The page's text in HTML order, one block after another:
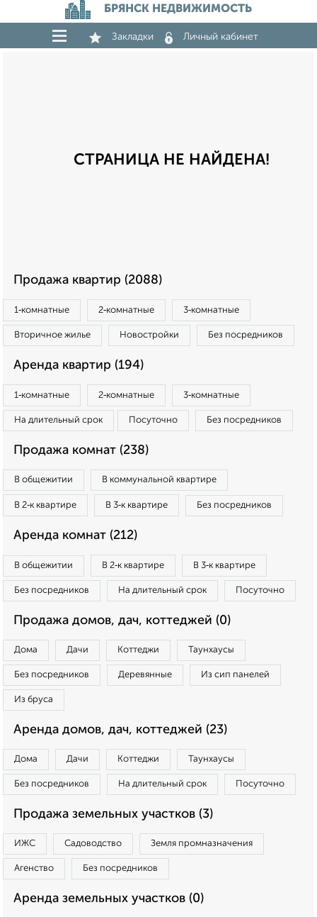
БРЯНСК НЕДВИЖИМОСТЬ
Закладки Личный кабинет
СТРАНИЦА НЕ НАЙДЕНА!
Продажа квартир (2088)
1‑комнатные 2‑комнатные 3‑комнатные
Вторичное жилье Новостройки Без посредников
Аренда квартир (194)
1‑комнатные 2‑комнатные 3‑комнатные
На длительный срок Посуточно Без посредников
Продажа комнат (238)
В общежитии В коммунальной квартире
В 2‑к квартире В 3‑к квартире Без посредников
Аренда комнат (212)
В общежитии В 2‑к квартире В 3‑к квартире
Без посредников На длительный срок Посуточно
Продажа домов, дач, коттеджей (0)
Дома Дачи Коттеджи Таунхаусы
Без посредников Деревянные Из сип панелей
Из бруса
Аренда домов, дач, коттеджей (23)
Дома Дачи Коттеджи Таунхаусы
Без посредников На длительный срок Посуточно
Продажа земельных участков (3)
ИЖС Садоводство Земля промназначения
Агенство Без посредников
Аренда земельных участков (0)